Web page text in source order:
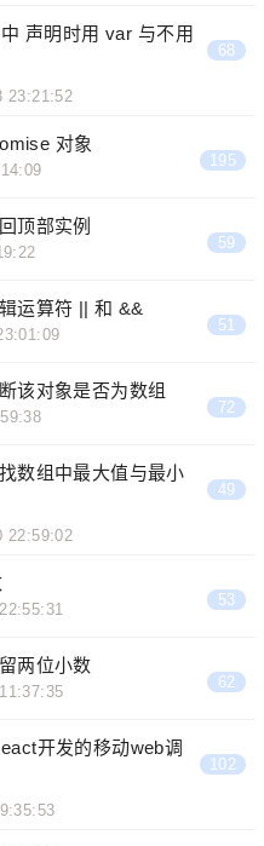
声明时用 var 与不用
23:21:52
68
对象
195
顶部实例
59
运算符 || 和 &&
51
该对象是否为数组
72
数组中最大值与最小
22:59:02
49
53
两位小数
62
开发的移动web调
102